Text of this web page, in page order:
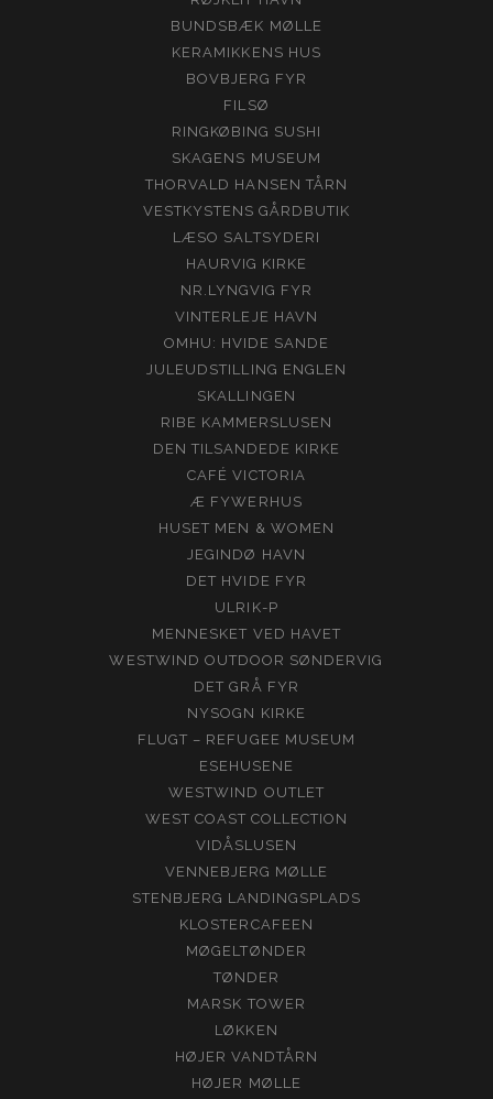
BUNDSBÆK MØLLE
KERAMIKKENS HUS
BOVBJERG FYR
FILSØ
RINGKØBING SUSHI
SKAGENS MUSEUM
THORVALD HANSEN TÅRN
VESTKYSTENS GÅRDBUTIK
LÆSO SALTSYDERI
HAURVIG KIRKE
NR.LYNGVIG FYR
VINTERLEJE HAVN
OMHU: HVIDE SANDE
JULEUDSTILLING ENGLEN
SKALLINGEN
RIBE KAMMERSLUSEN
DEN TILSANDEDE KIRKE
CAFÉ VICTORIA
Æ FYWERHUS
HUSET MEN & WOMEN
JEGINDØ HAVN
DET HVIDE FYR
ULRIK-P
MENNESKET VED HAVET
WESTWIND OUTDOOR SØNDERVIG
DET GRÅ FYR
NYSOGN KIRKE
FLUGT – REFUGEE MUSEUM
ESEHUSENE
WESTWIND OUTLET
WEST COAST COLLECTION
VIDÅSLUSEN
VENNEBJERG MØLLE
STENBJERG LANDINGSPLADS
KLOSTERCAFEEN
MØGELTØNDER
TØNDER
MARSK TOWER
LØKKEN
HØJER VANDTÅRN
HØJER MØLLE